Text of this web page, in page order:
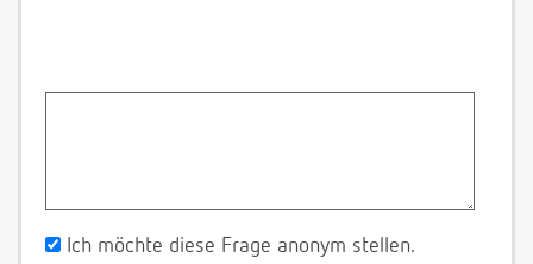
Ich möchte diese Frage anonym stellen.